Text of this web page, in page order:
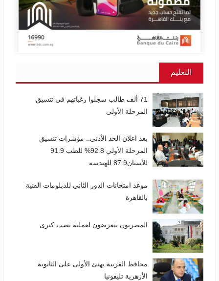
التعليم
71 ألف طالب سجلوا رغباتهم في تنسيق
المرحلة الأولى
بعد اعلان الحد الأدنى.. مؤشرات تنسيق
المرحلة الأولي 92.8% للطب 91.9
للأسنان87.9 للهندسة
موعد امتحانات الدور الثاني للدبلومات الفنية
بالقاهرة
المصريون يتعرضون لعملية نصب كبرى
محافظ الغربية يهنئ الأولى على الثانوية
الأزهرية تليفونيا